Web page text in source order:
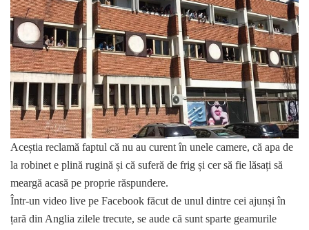
Aceștia reclamă faptul că nu au curent în unele camere, că apa de
la robinet e plină rugină și că suferă de frig și cer să fie lăsați să
meargă acasă pe proprie răspundere.
Într-un video live pe Facebook făcut de unul dintre cei ajunși în
țară din Anglia zilele trecute, se aude că sunt sparte geamurile